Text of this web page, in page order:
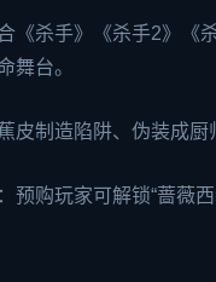
《杀手》《杀手2》《
舞台。
皮制造陷阱、伪装成
预购玩家可解锁“蔷薇